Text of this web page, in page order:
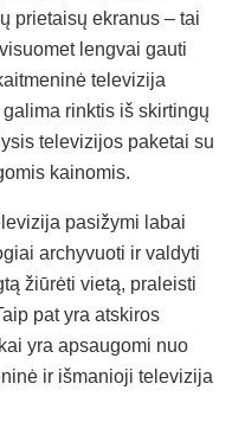
prietaisų ekranus – tai
lengvai gauti
televizija
rinktis iš skirtingų
televizijos paketai su
kainomis.
pasižymi labai
archyvuoti ir valdyti
žiūrėti vietą, praleisti
pat yra atskiros
yra apsaugomi nuo
ir išmanioji televizija